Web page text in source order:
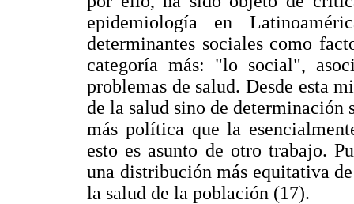
epidemiología en
determinantes sociales como
categoría más: "lo social",
problemas de salud. Desde esta
de la salud sino de determinación
más política que la
esto es asunto de otro trabajo.
una distribución más equitativa
la salud de la población (17).